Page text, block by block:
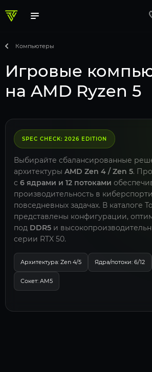
Компьютеры
Игровые
на AMD Ryzen 5
SPEC CHECK: 2026 EDITION
Выбирайте сбалансированные
архитектуры AMD Zen 4 / Zen 5.
с 6 ядрами и 12 потоками
производительность в
повседневных задачах. В каталоге
представлены конфигурации,
под DDR5 и
серии RTX 50.
Архитектура: Zen 4/5 Ядра/потоки: 6/12
Сокет: AM5